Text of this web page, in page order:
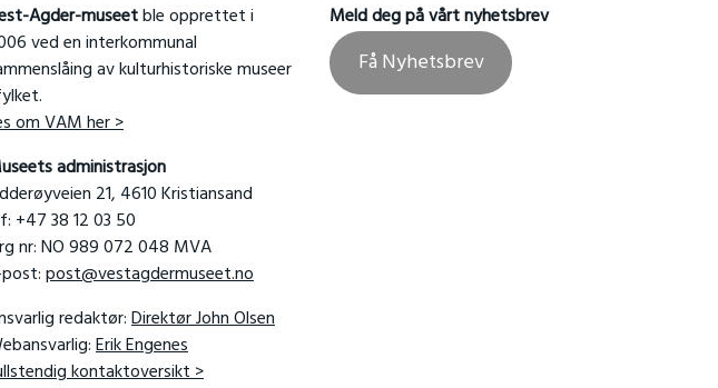
Agder-museetble opprettet i
ved en interkommunal
av kulturhistoriske museer
om VAM her >
administrasjon
21, 4610 Kristiansand
+47 38 12 03 50
nr: NO 989 072 048 MVA
post@vestagdermuseet.no
redaktør:Direktør John Olsen
Erik Engenes
kontaktoversikt >
Meld deg på vårt nyhetsbrev
Få Nyhetsbrev